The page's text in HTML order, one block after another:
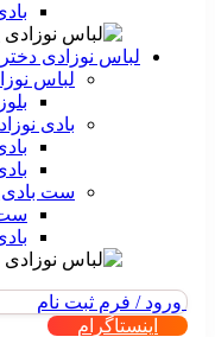
لباس نوزادی
لباس
بادی
ست بادی
ست
ورود / فرم ثبت نام
اینستاگرام